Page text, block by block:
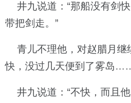
井九说道：“那船没有剑
带把剑走。”
青儿不理他，对赵腊月继
快，没过几天便到了雾岛
井九说道：“不快，而且他